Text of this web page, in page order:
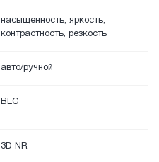
насыщенность, яркость,
контрастность, резкость
авто/ручной
BLC
3D NR